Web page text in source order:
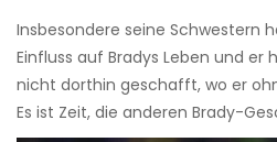
Insbesondere seine Schwestern
Einfluss auf Bradys Leben und
nicht dorthin geschafft, wo er
Es ist Zeit, die anderen Brady-